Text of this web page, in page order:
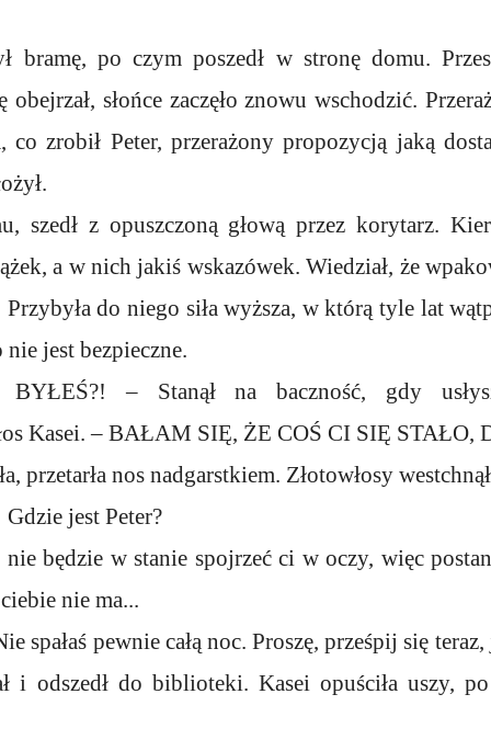
bramę, po czym poszedł w stronę domu.
słońce zaczęło znowu wschodzić.
co zrobił Peter, przerażony propozycją jaką
szedł z opuszczoną głową przez korytarz.
a w nich jakiś wskazówek. Wiedział, że
do niego siła wyższa, w którą tyle lat
jest bezpieczne.
– Stanął na baczność, gdy
Kasei. – BAŁAM SIĘ, ŻE COŚ CI SIĘ STAŁO,
przetarła nos nadgarstkiem. Złotowłosy
jest Peter?
nie będzie w stanie spojrzeć ci w oczy, więc
nie ma...
spałaś pewnie całą noc. Proszę, prześpij się
i odszedł do biblioteki. Kasei opuściła uszy,